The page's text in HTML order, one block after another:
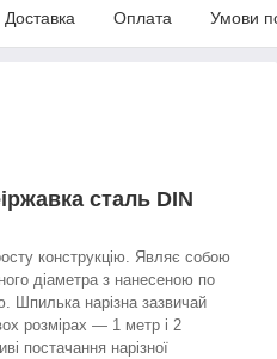
Доставка Оплата Умови
сталь DIN
конструкцію. Являє собою
діаметра з нанесеною по
Шпилька нарізна зазвичай
розмірах — 1 метр і 2
постачання нарізної